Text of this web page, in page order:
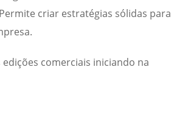
criar estratégias sólidas para
comerciais iniciando na